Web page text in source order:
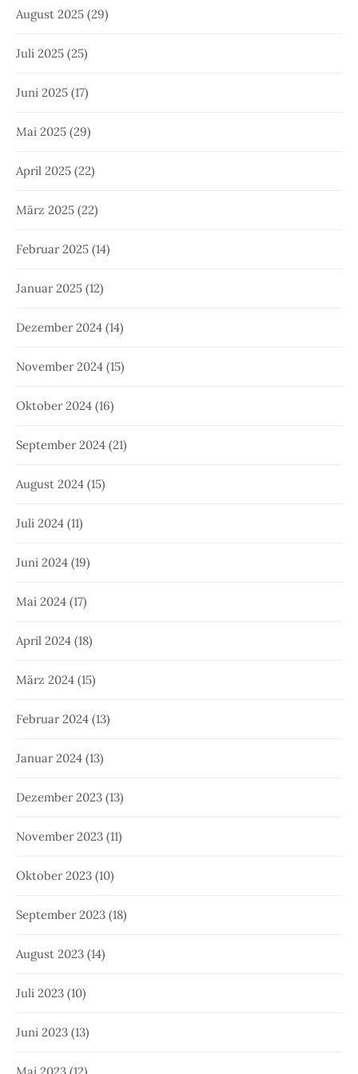
August 2025 (29)
Juli 2025 (25)
Juni 2025 (17)
Mai 2025 (29)
April 2025 (22)
März 2025 (22)
Februar 2025 (14)
Januar 2025 (12)
Dezember 2024 (14)
November 2024 (15)
Oktober 2024 (16)
September 2024 (21)
August 2024 (15)
Juli 2024 (11)
Juni 2024 (19)
Mai 2024 (17)
April 2024 (18)
März 2024 (15)
Februar 2024 (13)
Januar 2024 (13)
Dezember 2023 (13)
November 2023 (11)
Oktober 2023 (10)
September 2023 (18)
August 2023 (14)
Juli 2023 (10)
Juni 2023 (13)